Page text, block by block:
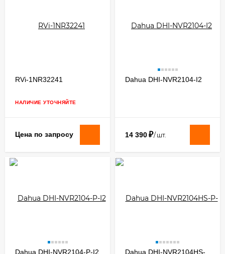
RVi-1NR32241
НАЛИЧИЕ УТОЧНЯЙТЕ
Цена по запросу
Dahua DHI-NVR2104-I2
14 390₽/ шт.
Dahua DHI-NVR2104-P-I2
Dahua DHI-NVR2104HS-